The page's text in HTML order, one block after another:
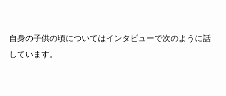
自身の子供の頃についてはインタビューで次のように話
しています。